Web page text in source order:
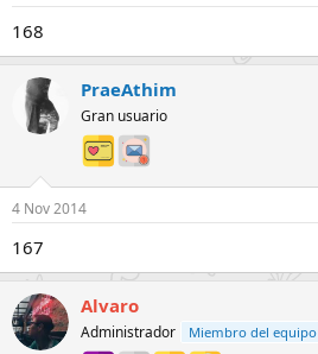
l
t
a
i
168
PraeAthim
Gran usuario
4 Nov 2014
167
Alvaro
Administrador Miembro del equipo